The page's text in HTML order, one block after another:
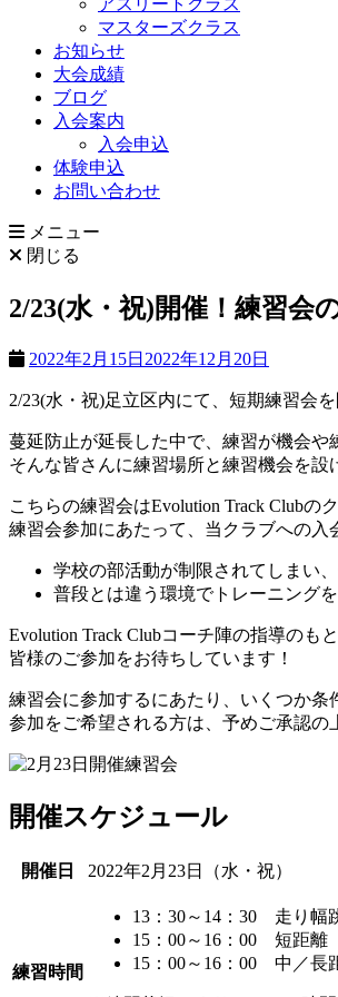
マスターズクラス
お知らせ
大会成績
ブログ
入会案内
入会申込
体験申込
お問い合わせ
メニュー
閉じる
2/23(水・祝)開催！練習会
2022年2月15日 2022年12月20日
2/23(水・祝)足立区内にて、短期練習会を
蔓延防止が延長した中で、練習が機会や
そんな皆さんに練習場所と練習機会を設
こちらの練習会はEvolution Track Clubの
練習会参加にあたって、当クラブへの入
学校の部活動が制限されてしまい
普段とは違う環境でトレーニング
Evolution Track Clubコーチ陣の指導のも
皆様のご参加をお待ちしています！
練習会に参加するにあたり、いくつか条
参加をご希望される方は、予めご承認の
開催スケジュール
開催日 2022年2月23日（水・祝）
練習時間
13：30～14：30 走り幅
15：00～16：00 短距離
15：00～16：00 中／長